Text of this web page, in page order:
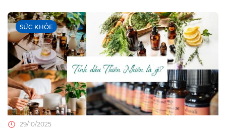
SỨC KHỎE
29/10/2025